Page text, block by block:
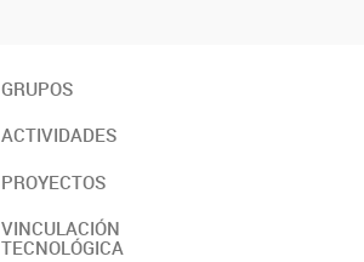
GRUPOS
ACTIVIDADES
PROYECTOS
VINCULACIÓN
TECNOLÓGICA